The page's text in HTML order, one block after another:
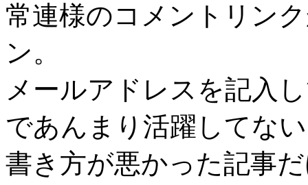
常連様のコメントリン
ン。
メールアドレスを記入
であんまり活躍してな
書き方が悪かった記事